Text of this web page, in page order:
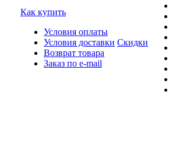
Как купить
Условия оплаты
Условия доставки
Возврат товара
Заказ по e-mail
Скидки